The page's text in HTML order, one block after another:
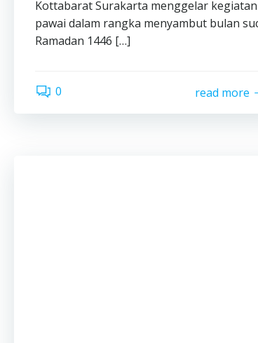
Kottabarat Surakarta menggelar kegiatan
pawai dalam rangka menyambut bulan
Ramadan 1446 […]
0 read more